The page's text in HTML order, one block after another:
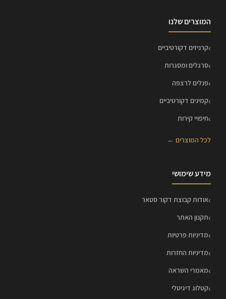
המוצרים שלנו
קרניזים דקורטיביים
סרגלים ומסגרות
פנלים לרצפה
קמינים דקורטיביים
חיפויי קירות
לכל המוצרים ←
מידע שימושי
אודות קבוצת דקור סטאר
תקנון האתר
מדיניות פרטיות
מדיניות החזרות
מאמרי השראה
קטלוג דיגיטלי